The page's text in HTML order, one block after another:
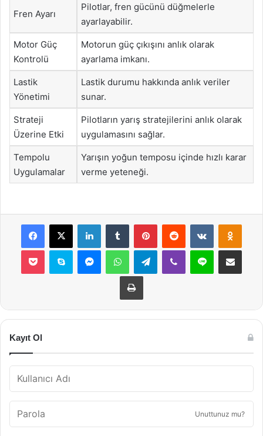
Fren Ayarı
Pilotlar, fren gücünü düğmelerle
ayarlayabilir.
Motor Güç
Kontrolü
Motorun güç çıkışını anlık olarak
ayarlama imkanı.
Lastik
Yönetimi
Lastik durumu hakkında anlık veriler
sunar.
Strateji
Üzerine Etki
Pilotların yarış stratejilerini anlık olarak
uygulamasını sağlar.
Tempolu
Uygulamalar
Yarışın yoğun temposu içinde hızlı karar
verme yeteneği.
Facebook
X LinkedInTumblr PinterestReddit VKontakte
Pocket Skype MessengerWhatsAppTelegramViber Line E-Posta ile
Yazdır
Kayıt Ol
Unuttunuz mu?